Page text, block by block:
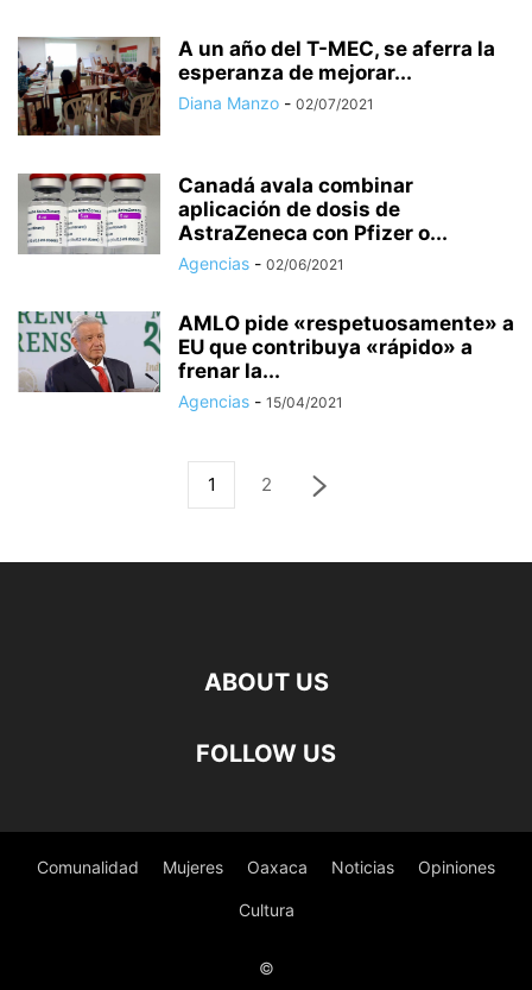
A un año del T-MEC, se aferra la
esperanza de mejorar...
Diana Manzo - 02/07/2021
Canadá avala combinar
aplicación de dosis de
AstraZeneca con Pfizer o...
Agencias - 02/06/2021
AMLO pide «respetuosamente» a
EU que contribuya «rápido» a
frenar la...
Agencias - 15/04/2021
1 2
ABOUT US
FOLLOW US
Comunalidad Mujeres Oaxaca Noticias Opiniones
Cultura
©